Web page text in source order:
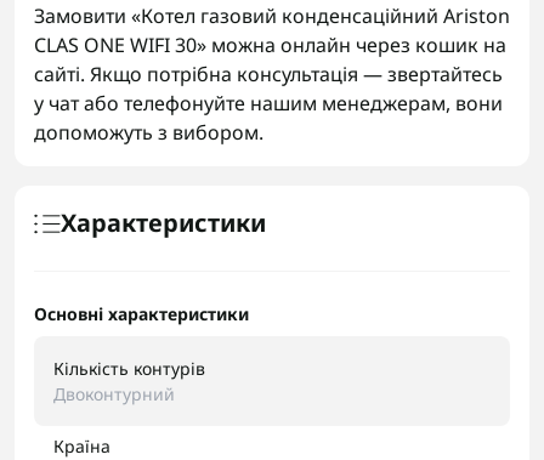
Замовити «Котел газовий конденсаційний Ariston
CLAS ONE WIFI 30» можна онлайн через кошик на
сайті. Якщо потрібна консультація — звертайтесь
у чат або телефонуйте нашим менеджерам, вони
допоможуть з вибором.
Характеристики
Основні характеристики
Кількість контурів
Двоконтурний
Країна